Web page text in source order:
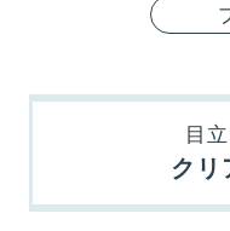
目
クリ